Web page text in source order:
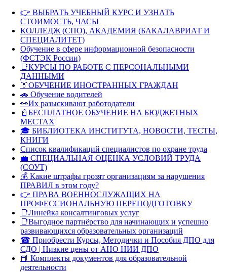
👉 ВЫБРАТЬ УЧЕБНЫЙ КУРС И УЗНАТЬ
СТОИМОСТЬ, ЧАСЫ
КОЛЛЕДЖ (СПО), АКАДЕМИЯ (БАКАЛАВРИАТ И
СПЕЦИАЛИТЕТ)
Обучение в сфере информационной безопасности
(ФСТЭК России)
📑КУРСЫ ПО РАБОТЕ С ПЕРСОНАЛЬНЫМИ
ДАННЫМИ
👔ОБУЧЕНИЕ ИНОСТРАННЫХ ГРАЖДАН
🚗 Обучение водителей
👀Их разыскивают работодатели
📓БЕСПЛАТНОЕ ОБУЧЕНИЕ НА БЮДЖЕТНЫХ
МЕСТАХ
🎓 БИБЛИОТЕКА ИНСТИТУТА, НОВОСТИ, ТЕСТЫ,
КНИГИ
Список квалификаций специалистов по охране труда
💼 СПЕЦИАЛЬНАЯ ОЦЕНКА УСЛОВИЙ ТРУДА
(СОУТ)
💰 Какие штрафы грозят организациям за нарушения
ПРАВИЛ в этом году?
👉 ПРАВА ВОЕННОСЛУЖАЩИХ НА
ПРОФЕССИОНАЛЬНУЮ ПЕРЕПОДГОТОВКУ
📑Линейка консалтинговых услуг
📑Выгодное партнёрство для начинающих и успешно
развивающихся образовательных организаций
☎ Приобрести Курсы, Методички и Пособия ДПО для
СДО | Низкие цены от АНО НИИ ДПО
📕 Комплекты документов для образовательной
деятельности